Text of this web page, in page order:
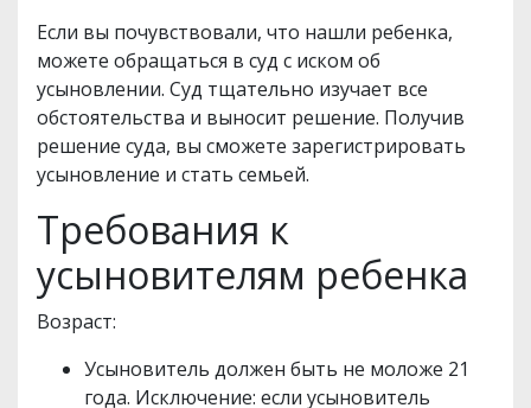
Если вы почувствовали, что нашли ребенка,
можете обращаться в суд с иском об
усыновлении. Суд тщательно изучает все
обстоятельства и выносит решение. Получив
решение суда, вы сможете зарегистрировать
усыновление и стать семьей.
Требования к
усыновителям ребенка
Возраст:
Усыновитель должен быть не моложе 21
года. Исключение: если усыновитель